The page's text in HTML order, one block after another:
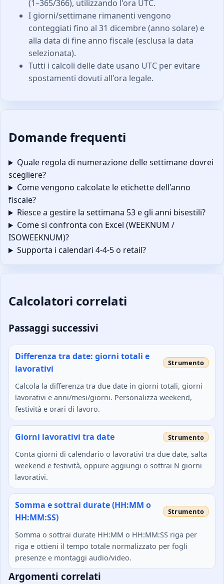
(1–365/366), utilizzando l'ora UTC.
I giorni/settimane rimanenti vengono
conteggiati fino al 31 dicembre (anno solare) e
alla data di fine anno fiscale (esclusa la data
selezionata).
Tutti i calcoli delle date usano UTC per evitare
spostamenti dovuti all'ora legale.
Domande frequenti
Quale regola di numerazione delle settimane dovrei
scegliere?
Come vengono calcolate le etichette dell'anno
fiscale?
Riesce a gestire la settimana 53 e gli anni bisestili?
Come si confronta con Excel (WEEKNUM /
ISOWEEKNUM)?
Supporta i calendari 4-4-5 o retail?
Calcolatori correlati
Passaggi successivi
Differenza tra date: giorni totali e
lavorativi
Calcola la differenza tra due date in giorni totali, giorni
lavorativi e anni/mesi/giorni. Personalizza weekend,
festività e orari di lavoro.
Giorni lavorativi tra date
Conta giorni di calendario o lavorativi tra due date, salta
weekend e festività, oppure aggiungi o sottrai N giorni
lavorativi.
Somma e sottrai durate (HH:MM o
HH:MM:SS)
Somma o sottrai durate HH:MM o HH:MM:SS riga per
riga e ottieni il tempo totale normalizzato per fogli
presenze e montaggi audio/video.
Argomenti correlati